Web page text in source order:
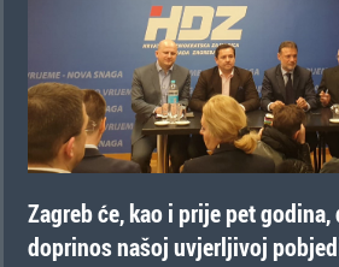
Zagreb će, kao i prije pet
doprinos našoj uvjerljivoj